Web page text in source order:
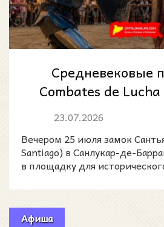
Средневековые
Combates de
замке Сантьяго в
де-
23.07.2026
Вечером 25 июля замок
Santiago) в Санлукар-де-
в площадку для
Афиша